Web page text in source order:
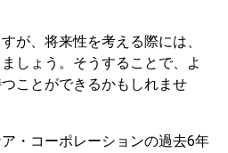
が、将来性を考える際には、
しょう。そうすることで、よ
ことができるかもしれませ
・コーポレーションの過去6年